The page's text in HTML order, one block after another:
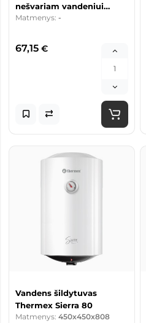
nešvariam vandeniui
P1100LD-7
Matmenys: -
67,15 €
Vandens šildytuvas
Thermex Sierra 80
Matmenys: 450x450x808